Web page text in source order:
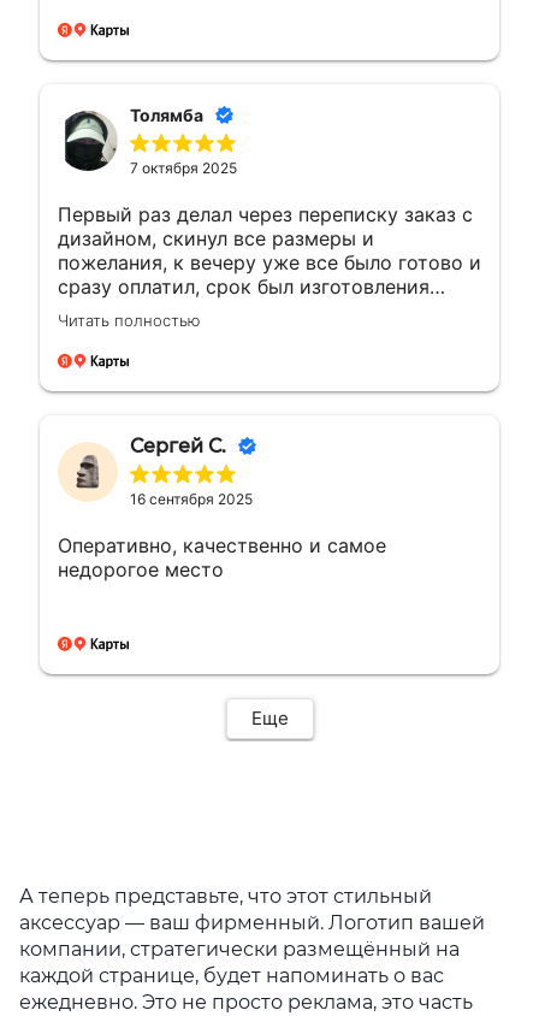
сотрудниками всегда на высоте будут
Толямба
7 октября 2025
Первый раз делал через переписку заказ с
дизайном, скинул все размеры и
пожелания, к вечеру уже все было готово и
сразу оплатил, срок был изготовления
большею...а сделали раньше на день, сразу
доехал и забрал, и отказалось что
самовывоз очень рядом с домом, был
обращаться ещё ! 🤝👍🏼🙌🏼
Читать полностью
Сергей С.
16 сентября 2025
Оперативно, качественно и самое
недорогое место
Еще
А теперь представьте, что этот стильный
аксессуар — ваш фирменный. Логотип вашей
компании, стратегически размещённый на
каждой странице, будет напоминать о вас
ежедневно. Это не просто реклама, это часть